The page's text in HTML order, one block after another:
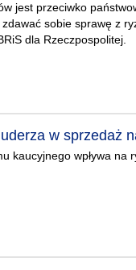
jest przeciwko
sobie sprawę z
dla Rzeczpospolitej.
w sprzedaż
kaucyjnego wpływa